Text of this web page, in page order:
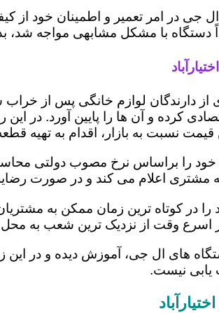
جی در امر تعمیر و اطمینان خود
دستگاه با مشکل مشابهی مواجه
از دارندگان لوازم خانگی پس از
کرده و آن ها را پایین آورد. در
قیمت نسبت به بازار، اقدام به تهیه
را براساس نرخ مصوب دولتی
و به مشتری اعلام می کند و در صورت
را در کوتاه ترین زمان ممکن به
اسرع وقت از نزدیک ترین شعب به
های ال جی، آموزش دیده و در
یابی نیست.